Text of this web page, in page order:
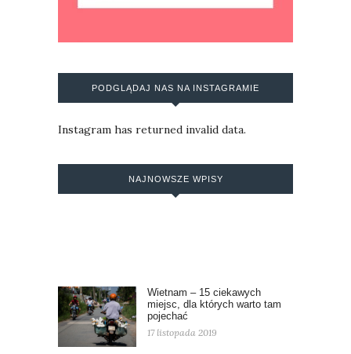
PODGLĄDAJ NAS NA INSTAGRAMIE
Instagram has returned invalid data.
NAJNOWSZE WPISY
Wietnam – 15 ciekawych
miejsc, dla których warto tam
pojechać
17 listopada 2019